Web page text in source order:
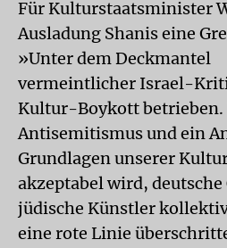
Für Kulturstaatsminister
Ausladung Shanis eine
»Unter dem Deckmantel
vermeintlicher Israel-
Kultur-Boykott betrieben.
Antisemitismus und ein
Grundlagen unserer
akzeptabel wird, deutsche
jüdische Künstler
eine rote Linie